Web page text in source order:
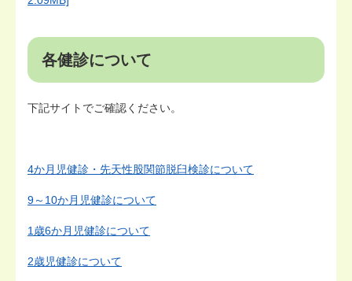
各健診について
下記サイトでご確認ください。
4か月児健診・先天性股関節脱臼検診について
9～10か月児健診について
1歳6か月児健診について
2歳児健診について